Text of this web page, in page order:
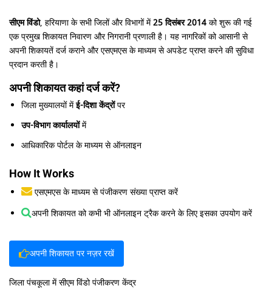
सीएम विंडो, हरियाणा के सभी जिलों और विभागों में25 दिसंबर 2014को शुरू की गई
एक प्रमुख शिकायत निवारण और निगरानी प्रणाली है। यह नागरिकों को आसानी से
अपनी शिकायतें दर्ज कराने और एसएमएस के माध्यम से अपडेट प्राप्त करने की सुविधा
प्रदान करती है।
अपनी शिकायत कहां दर्ज करें?
जिला मुख्यालयों मेंई-दिशा केंद्रोंपर
उप-विभाग कार्यालयोंमें
आधिकारिक पोर्टल के माध्यम से ऑनलाइन
How It Works
एसएमएस के माध्यम से पंजीकरण संख्या प्राप्त करें
अपनी शिकायत को कभी भी ऑनलाइन ट्रैक करने के लिए इसका उपयोग करें
अपनी शिकायत पर नज़र रखें
जिला पंचकूला में सीएम विंडो पंजीकरण केंद्र